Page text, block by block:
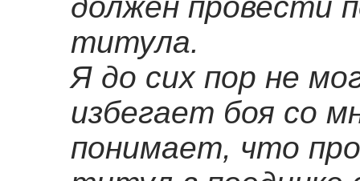
должен провести
титула.
Я до сих пор не
избегает боя со
понимает, что